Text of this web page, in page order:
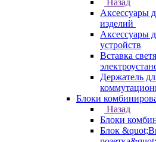
Назад
Аксессуары
изделий
Аксессуары
устройств
Вставка
Держатель
Блоки
Назад
Блоки
Блок